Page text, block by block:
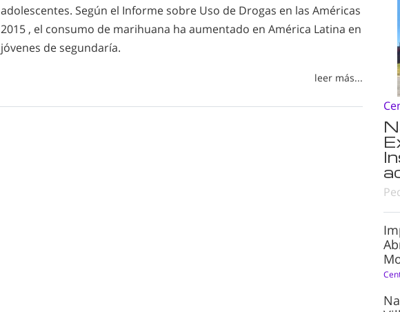
adolescentes. Según el Informe sobre Uso de Drogas en las Américas
2015 , el consumo de marihuana ha aumentado en América Latina en
jóvenes de segundaría.
leer más...